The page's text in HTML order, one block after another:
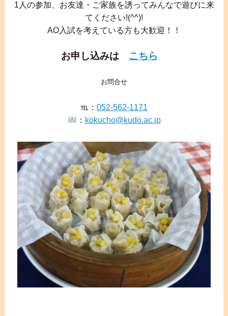
1人の参加、お友達・ご家族を誘ってみんなで遊びに来
てください!(^^)!
AO入試を考えている方も大歓迎！！
お申し込みは こちら
お問合せ
℡： 052-562-1171
： kokucho@kudo.ac.jp